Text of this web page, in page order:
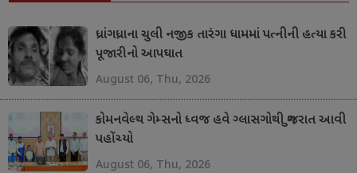
ધ્રાંગધ્રાના ચુલી નજીક તારંગા ધામમાં પત્નીની હત્યા કરી
પૂજારીનો આપઘાત
August 06, Thu, 2026
કોમનવેલ્થ ગેમ્સનો ધ્વજ હવે ગ્લાસગોથી ગુજરાત આવી
પહોંચ્યો
August 06, Thu, 2026